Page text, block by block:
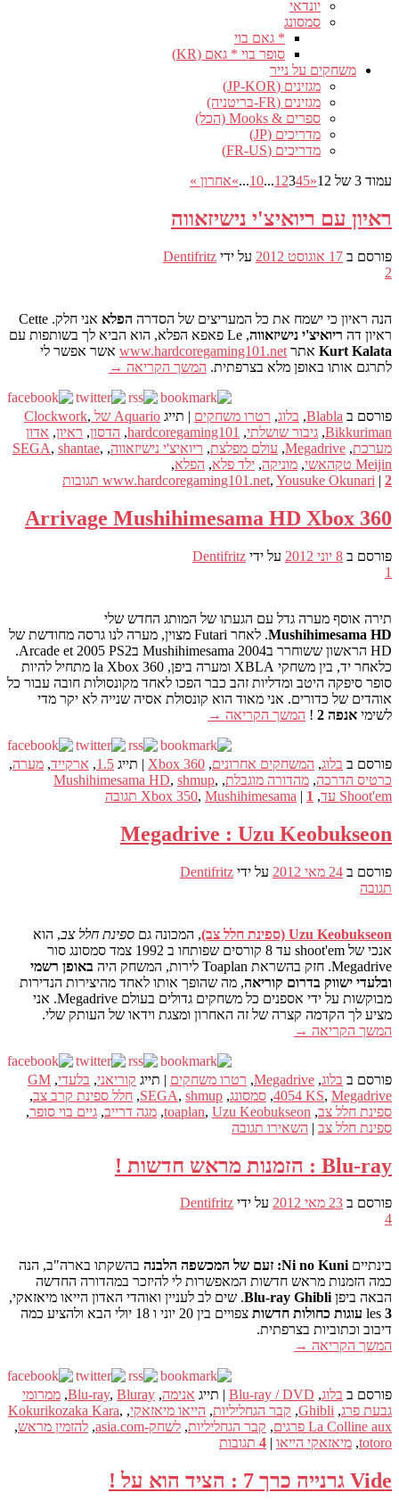
יונדאי
סמסונג
* גאם בוי
סופר בוי * גאם (KR)
משחקים על נייר
מגזינים (JP-KOR)
מגזינים (FR-בריטניה)
ספרים & Mooks (הכל)
מדריכים (JP)
מדריכים (FR-US)
עמוד 3 של 12
«
1 2345
...
10
...
»אחרון »
ראיון עם ריואיצ'י נישיזאווה
פורסם ב 17 אוגוסט 2012 על ידי Dentifritz
2
הנה ראיון כי ישמח את כל המעריצים של הסדרה הפלא
אני חלק. Cette
ראיון דה ריואיצ'י נישיזאווה, Le פאפא הפלא, הוא הביא לך בשותפות עם
Kurt Kalata אתר www.hardcoregaming101.net אשר אפשר לי
לתרגם אותו באופן מלא בצרפתית. המשך הקריאה →
פורסם ב Blabla
, בלוג, רטרו משחקים | תייג Aquario של Clockwork
,
Bikkuriman
, גיבור שושלתי,
hardcoregaming101
, הדסון, ראיון, אדון
מערכת,
Megadrive
, עולם מפלצת, ריואיצ'י נישיזאווה,
SEGA, shantae,
Meijin טקהאשי
, מוניקה, ילד פלא, הפלא,
www.hardcoregaming101.net, Yousuke Okunari | 2 תגובות
Arrivage Mushihimesama HD Xbox 360
פורסם ב 8 יוני 2012 על ידי Dentifritz
1
תירה אוסף מערה גדל עם הגעתו של המותג החדש שלי
Mushihimesama HD
. לאחר Futari מצוין, מערה לנו גרסה מחודשת של
HD הראשון ששוחרר בMushihimesama 2004 בArcade et 2005 PS2.
כלאחר יד, בין משחקי XBLA ומערה ביפן, la Xbox 360 מתחיל להיות
סופר סיפקה היטב ומדליות זהב כבר הפכו לאחד מקונסולות חובה עבור כל
אוהדים של כדורים. אני מאוד הוא קונסולת אסיה שנייה לא יקר מדי
לשימי אנפה 2 ! המשך הקריאה →
פורסם ב בלוג, המשחקים אחרונים,
Xbox 360
| תייג 1.5
, ארקייד, מערה,
כרטיס הדרכה, מהדורה מוגבלת,
Mushihimesama HD, shmup,
Shoot'em עד
,
Xbox 350, Mushihimesama | 1 תגובה
Megadrive : Uzu Keobukseon
פורסם ב 24 מאי 2012 על ידי Dentifritz
תגובה
Uzu Keobukseon (ספינת חלל צב) , המכונה גם ספינת חלל צב, הוא
אנכי של shoot'em עד 8 קורסים שפותחו ב 1992 צמד סמסונג סור
Megadrive. חזק בהשראת Toaplan לירות, המשחק היה
באופן רשמי
ובלעדי ישווק בדרום קוריאה, מה שהופך אותו לאחד מהיצירות הנדירות
מבוקשות על ידי אספנים כל משחקים גדולים בעולם Megadrive. אני
מציע לך הקדמה קצרה של זה האחרון ומצגת וידאו של העותק שלי.
המשך הקריאה →
פורסם ב בלוג,
Megadrive
, רטרו משחקים | תייג קוריאני, בלעדי,
GM
4054 KS, Megadrive
, סמסונג,
SEGA, shmup
, חלל ספינת קרב צב,
ספינת חלל צב,
toaplan, Uzu Keobukseon
, מגה דרייב, גיים בוי סופר,
ספינת חלל צב | השאירו תגובה
Blu-ray : הזמנות מראש חדשות !
פורסם ב 23 מאי 2012 על ידי Dentifritz
4
בינתייםNi no Kuni: זעם של המכשפה הלבנה
בהשקתו בארה"ב, הנה
כמה הזמנות מראש חדשות המאפשרות לי להיזכר במהדורה החדשה
הבאה ביפןBlu-ray Ghibli
. שים לב לעניין ואוהדי האדון הייאו מיאזאקי,
les 3 עוגות כחולות חדשות
צפויים בין 20 יוני ו 18 יולי הבא ולהציע כמה
דיבוב וכתוביות בצרפתית.
המשך הקריאה →
פורסם ב בלוג,
Blu-ray / DVD תייג אנימה,
Blu-ray, Bluray
, ממרומי
גבעת פרג,
Ghibli
, קבר הגחליליות, הייאו מיאזאקי,
Kokurikozaka Kara,
La Colline aux פרגים
, קבר הגחליליות, לשחק-asia.com , להזמין מראש,
totoro
, מיאזאקי הייאו 4 תגובות
Vide גרנייה כרך 7 : הציד הוא על !